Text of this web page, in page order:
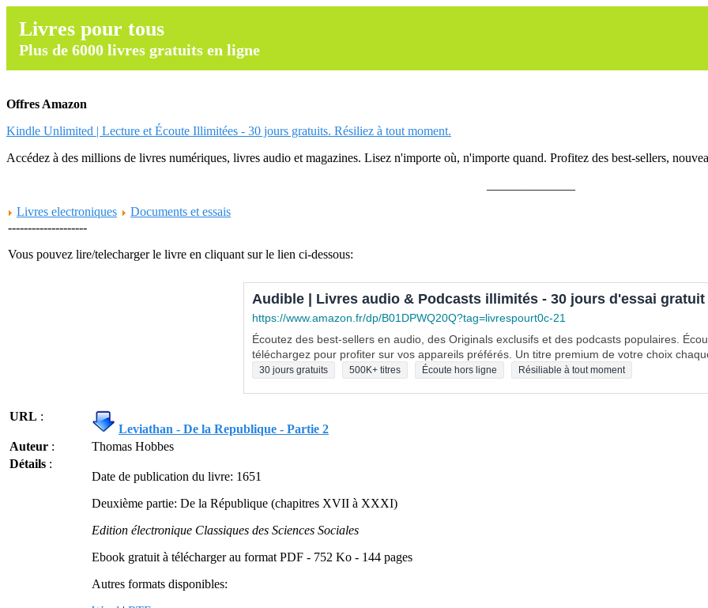
Livres pour tous
Plus de 6000 livres gratuits en ligne
Offres Amazon
Kindle Unlimited | Lecture et Écoute Illimitées - 30 jours gratuits. Résiliez à tout moment.
Accédez à des millions de livres numériques, livres audio et magazines. Lisez n'importe où, n'importe quand. Profitez des best-sellers,
Livres electroniques
Documents et essais
--------------------
Vous pouvez lire/telecharger le livre en cliquant sur le lien ci-dessous:
Audible | Livres audio & Podcasts illimités - 30 jours d'essai gratuit
https://www.amazon.fr/dp/B01DPWQ20Q?tag=livrespourt0c-21
Écoutez des best-sellers en audio, des Originals exclusifs et des podcasts populaires.
téléchargez pour profiter sur vos appareils préférés. Un titre premium de votre choix
30 jours gratuits 500K+ titres Écoute hors ligne Résiliable à tout moment
URL :
Leviathan - De la Republique - Partie 2
Auteur :
Thomas Hobbes
Détails :
Date de publication du livre: 1651
Deuxième partie: De la République (chapitres XVII à XXXI)
Edition électronique Classiques des Sciences Sociales
Ebook gratuit à télécharger au format PDF - 752 Ko - 144 pages
Autres formats disponibles: